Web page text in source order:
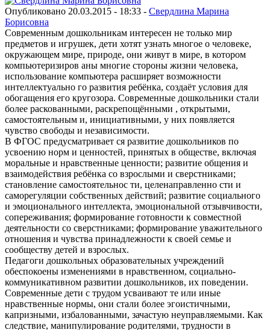
Опубликовано 20.03.2015 - 18:33 - Свердлина Марина
Борисовна
Современным дошкольникам интересен не только мир
предметов и игрушек, дети хотят узнать многое о человеке,
окружающем мире, природе, они живут в мире, в котором
компьютеризиров аны многие стороны жизни человека,
использование компьютера расширяет возможности
интеллектуально го развития ребёнка, создаёт условия для
обогащения его кругозора. Современные дошкольники стали
более раскованными, раскрепощёнными , открытыми,
самостоятельным и, инициативными, у них появляется
чувство свободы и независимости.
В ФГОС предусматривает ся развитие дошкольников по
усвоению норм и ценностей, принятых в обществе, включая
моральные и нравственные ценности; развитие общения и
взаимодействия ребёнка со взрослыми и сверстниками;
становление самостоятельнос ти, целенаправленно сти и
саморегуляции собственных действий; развитие социального
и эмоционального интеллекта, эмоциональной отзывчивости,
сопереживания; формирование готовности к совместной
деятельности со сверстниками; формирование уважительного
отношения и чувства принадлежности к своей семье и
сообществу детей и взрослых.
Педагоги дошкольных образовательных учреждений
обеспокоены изменениями в нравственном, социально-
коммуникативном развитии дошкольников, их поведении.
Современные дети с трудом усваивают те или иные
нравственные нормы, они стали более эгоистичными,
капризными, избалованными, зачастую неуправляемыми. Как
следствие, манипулирование родителями, трудности в